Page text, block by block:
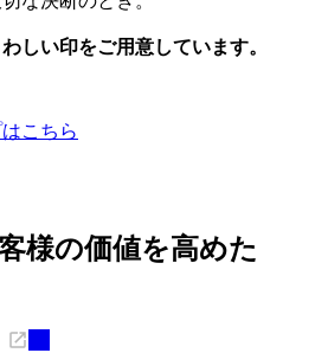
しい印をご用意しています。
こちら
様の価値を高めた